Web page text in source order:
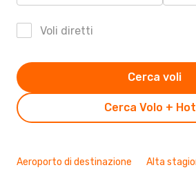
Voli diretti
Cerca Volo +
Cerca voli
Aeroporto di destinazione Alta